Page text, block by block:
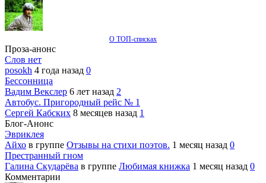
О ТОП-списках
Проза-анонс
Слов нет
posokh 4 года назад 0
Бессонница
Вадим Векслер 6 лет назад 2
Автобус. Пригородный рейс № 1
Сергей Кабских 8 месяцев назад 1
Блог-Анонс
Эвриклея
Айхо в группе Отзывы на стихи поэтов. 1 месяц назад 0
Престранный гном
Галина Скударёва в группе Любимая книжка 1 месяц назад 0
Комментарии